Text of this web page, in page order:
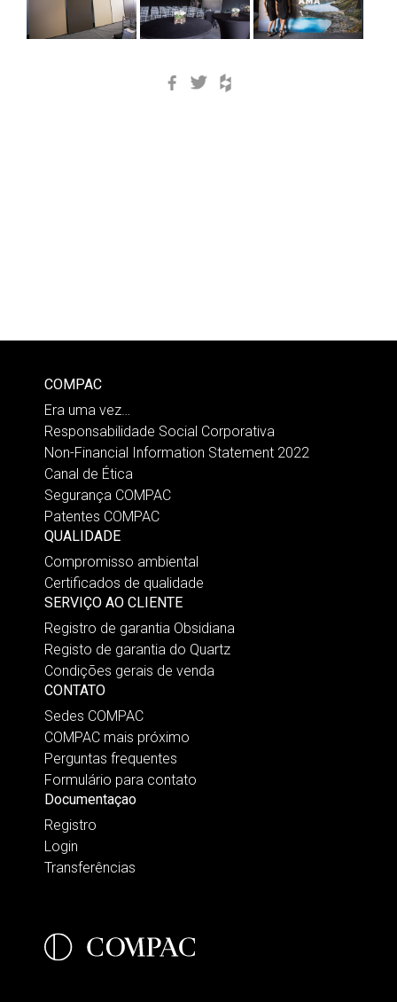
Facebook
Twitter
COMPAC
Era uma vez…
Responsabilidade Social Corporativa
Non-Financial Information Statement 2022
Canal de Ética
Segurança COMPAC
Patentes COMPAC
QUALIDADE
Compromisso ambiental
Certificados de qualidade
SERVIÇO AO CLIENTE
Registro de garantia Obsidiana
Registo de garantia do Quartz
Condições gerais de venda
CONTATO
Sedes COMPAC
COMPAC mais próximo
Perguntas frequentes
Formulário para contato
Documentaçao
Registro
Login
Transferências